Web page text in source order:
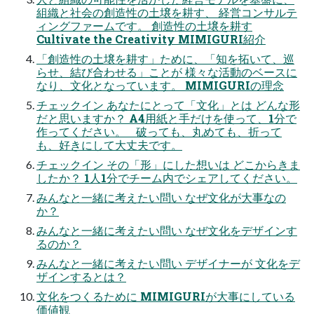
組織と社会の創造性の土壌を耕す、 経営コンサルテ
ィングファームです。 創造性の土壌を耕す
Cultivate the Creativity MIMIGURI紹介
「創造性の土壌を耕す」ために、「知を拓いて、巡
らせ、結び合わせる」ことが 様々な活動のベースに
なり、文化となっています。 MIMIGURIの理念
チェックイン あなたにとって「文化」とは どんな形
だと思いますか？ A4用紙と手だけを使って、1分で
作ってください。 破っても、丸めても、折って
も、好きにして大丈夫です。
チェックイン その「形」にした想いは どこからきま
したか？ 1人1分でチーム内でシェアしてください。
みんなと一緒に考えたい問い なぜ文化が大事なの
か？
みんなと一緒に考えたい問い なぜ文化をデザインす
るのか？
みんなと一緒に考えたい問い デザイナーが 文化をデ
ザインするとは？
文化をつくるために MIMIGURIが大事にしている
価値観